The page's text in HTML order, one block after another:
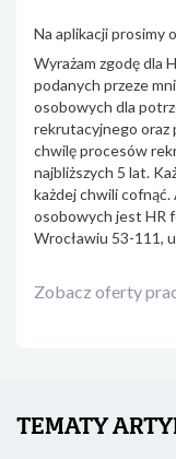
Na aplikacji prosimy
Wyrażam zgodę dla
podanych przeze
osobowych dla
rekrutacyjnego oraz
chwilę procesów
najbliższych 5 lat.
każdej chwili
osobowych jest HR
Wrocławiu 53-111,
Zobacz oferty
TEMATY